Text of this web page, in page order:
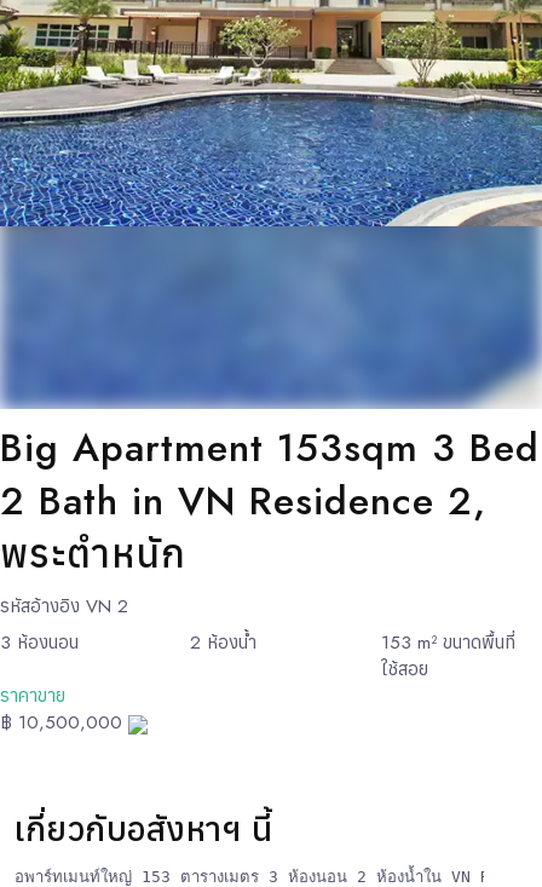
Big Apartment 153sqm 3 Bed
2 Bath in VN Residence 2,
พระตำหนัก
รหัสอ้างอิง VN 2
3 ห้องนอน 2 ห้องน้ำ 153 m² ขนาดพื้นที่
ใช้สอย
ราคาขาย
฿ 10,500,000
เกี่ยวกับอสังหาฯ นี้
อพาร์ทเมนท์ใหญ่ 153 ตารางเมตร 3 ห้องนอน 2 ห้องน้ำใน VN